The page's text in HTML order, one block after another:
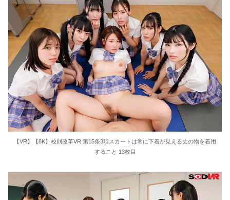
【VR】【8K】校則改革VR 第15条3項スカートは常に下着が見える丈の物を着用
すること 13枚目